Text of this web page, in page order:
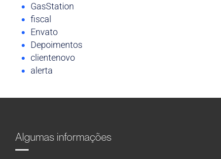
GasStation
fiscal
Envato
Depoimentos
clientenovo
alerta
Algumas informações